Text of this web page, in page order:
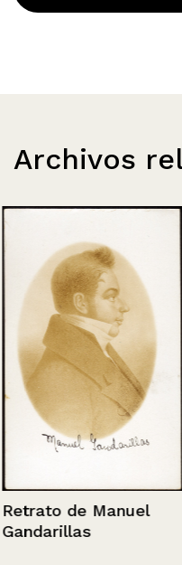
Archivos
Retrato de Manuel
Gandarillas